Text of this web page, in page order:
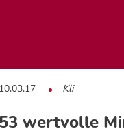
10.03.17 Kli
53 wertvolle